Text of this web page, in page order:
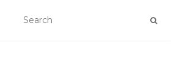
LA NAVIGATION